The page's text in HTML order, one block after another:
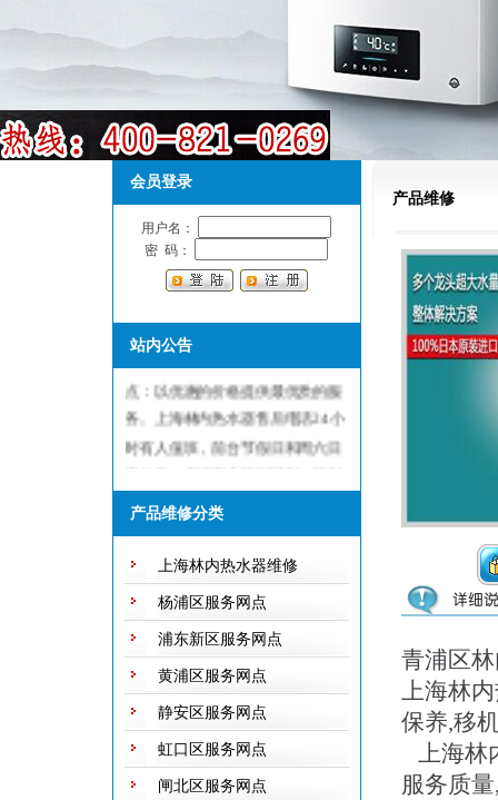
会员登录
用户名：
密 码：
站内公告
心，是林内热水器指定维修服务网
点：以优惠的价格提供最优质的服
务。上海林内热水器售后电话24小
时有人值班，前台节假日和周六日
不休息，保证用户随叫随到，随到
随修欢迎来电！
产品维修分类
上海林内热水器维修
杨浦区服务网点
浦东新区服务网点
黄浦区服务网点
静安区服务网点
虹口区服务网点
闸北区服务网点
产品维修
青浦区
上海林
保养,移
上海林
服务质